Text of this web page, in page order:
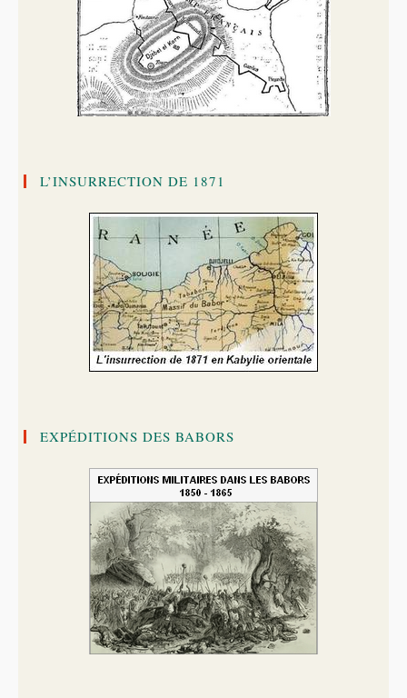
L’INSURRECTION DE 1871
EXPÉDITIONS DES BABORS